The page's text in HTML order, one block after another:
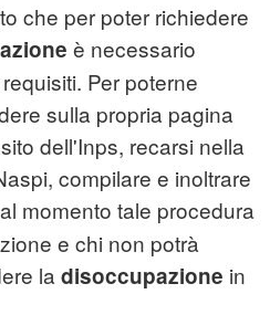
che per poter richiedere
è necessario
Per poterne
sulla propria pagina
dell'Inps, recarsi nella
compilare e inoltrare
momento tale procedura
e chi non potrà
la disoccupazione in